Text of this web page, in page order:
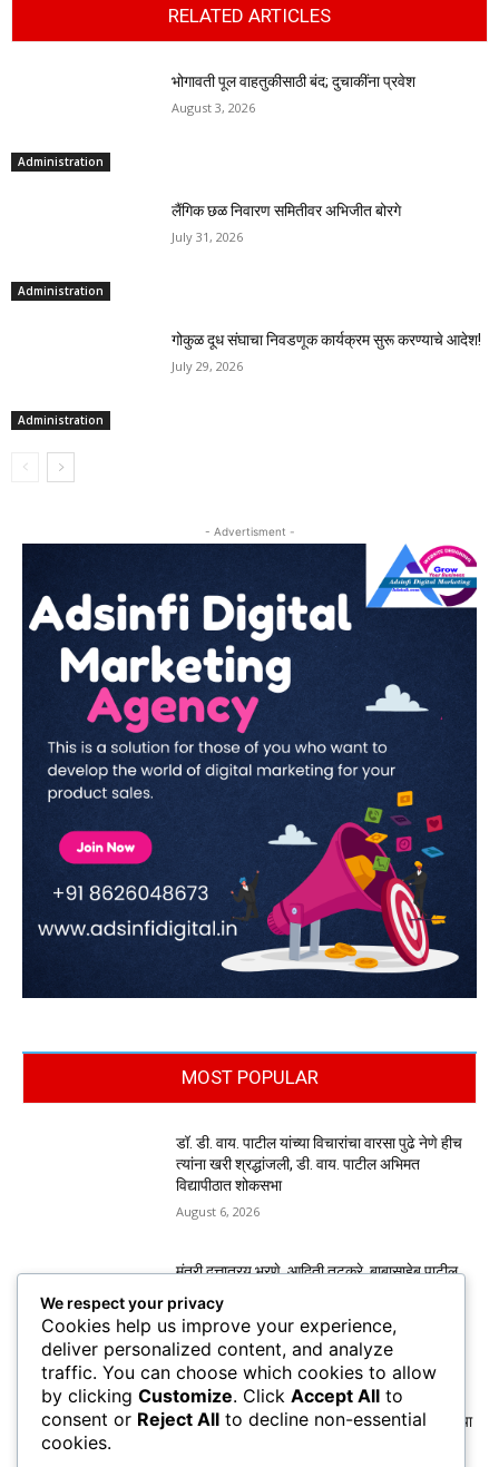
RELATED ARTICLES
Administration
भोगावती पूल वाहतुकीसाठी बंद; दुचाकींना प्रवेश
August 3, 2026
Administration
लैंगिक छळ निवारण समितीवर अभिजीत बोरगे
July 31, 2026
Administration
गोकुळ दूध संघाचा निवडणूक कार्यक्रम सुरू करण्याचे आदेश!
July 29, 2026
- Advertisment -
MOST POPULAR
डॉ. डी. वाय. पाटील यांच्या विचारांचा वारसा पुढे नेणे हीच
त्यांना खरी श्रद्धांजली, डी. वाय. पाटील अभिमत
विद्यापीठात शोकसभा
August 6, 2026
मंत्री दत्तात्रय भरणे, आदिती तटकरे, बाबासाहेब पाटील,
यांनी घेतली पद्मश्री डी. वाय. पाटील कुटुंबीयांची
सांत्वनपर भेट
August 6, 2026
कुणबी प्रमाणपत्रांवरून मनोज जरांगे पाटील यांचा
सरकारवर हल्लाबोल; मराठा समाजाचा छळ होत असल्याचा
We respect your privacy
Cookies help us improve your experience,
deliver personalized content, and analyze
traffic. You can choose which cookies to allow
by clicking Customize. Click Accept All to
consent or Reject All to decline non-essential
cookies.